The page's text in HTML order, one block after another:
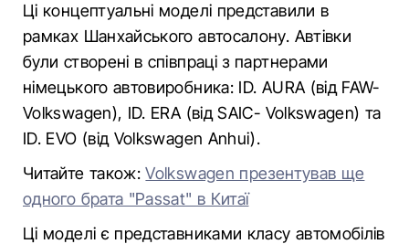
Ці концептуальні моделі представили в
рамках Шанхайського автосалону. Автівки
були створені в співпраці з партнерами
німецького автовиробника: ID. AURA (від FAW-
Volkswagen), ID. ERA (від SAIC- Volkswagen) та
ID. EVO (від Volkswagen Anhui).
Читайте також:Volkswagen презентував ще
одного брата "Passat" в Китаї
Ці моделі є представниками класу автомобілів